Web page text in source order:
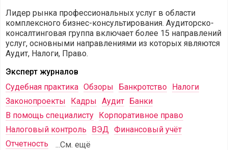
Лидер рынка профессиональных услуг в области
комплексного бизнес-консультирования. Аудиторско-
консалтинговая группа включает более 15 направлений
услуг, основными направлениями из которых являются
Аудит, Налоги, Право.
Эксперт журналов
Судебная практика Обзоры Банкротство Налоги
Законопроекты
Кадры Аудит Банки
В помощь специалисту Корпоративное право
Налоговый контроль
ВЭД Финансовый учёт
Отчетность
...См. ещё